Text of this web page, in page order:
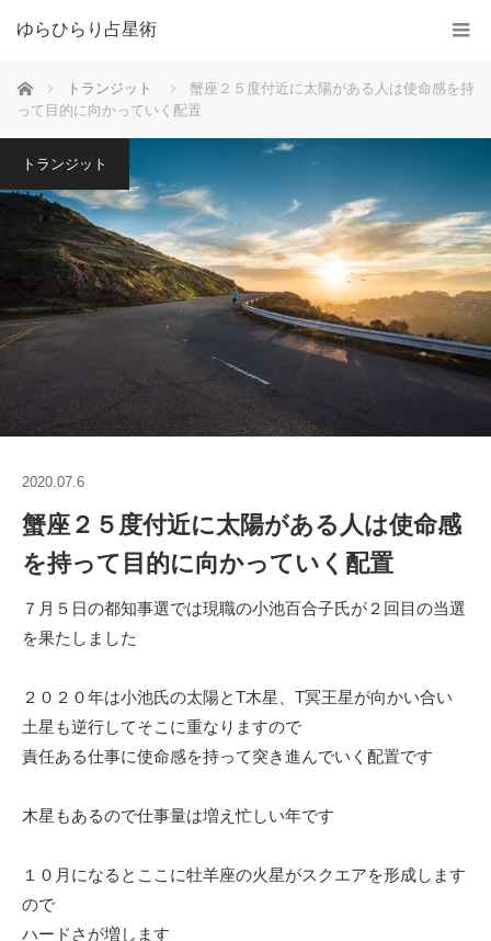
ゆらひらり占星術
ホーム トランジット
蟹座２５度付近に太陽がある人は使命感を持
って目的に向かっていく配置
トランジット
2020.07.6
蟹座２５度付近に太陽がある人は使命感
を持って目的に向かっていく配置
７月５日の都知事選では現職の小池百合子氏が２回目の当選
を果たしました
２０２０年は小池氏の太陽とT木星、T冥王星が向かい合い
土星も逆行してそこに重なりますので
責任ある仕事に使命感を持って突き進んでいく配置です
木星もあるので仕事量は増え忙しい年です
１０月になるとここに牡羊座の火星がスクエアを形成します
ので
ハードさが増します